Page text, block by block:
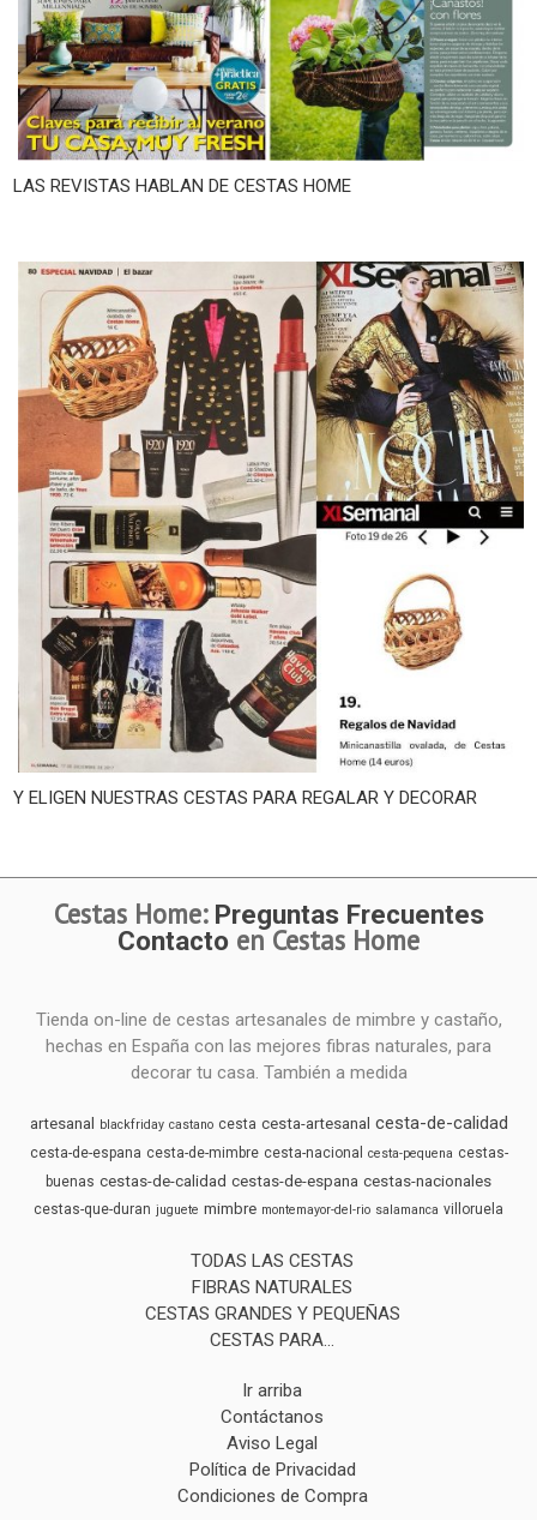
LAS REVISTAS HABLAN DE CESTAS HOME
Y ELIGEN NUESTRAS CESTAS PARA REGALAR Y DECORAR
Cestas Home: Preguntas Frecuentes
Contacto en Cestas Home
Tienda on-line de cestas artesanales de mimbre y castaño,
hechas en España con las mejores fibras naturales, para
decorar tu casa. También a medida
artesanal blackfriday castano cesta cesta-artesanal cesta-de-calidad
cesta-de-espana cesta-de-mimbre cesta-nacional cesta-pequena cestas-
buenas cestas-de-calidad cestas-de-espana cestas-nacionales
cestas-que-duran juguete mimbre montemayor-del-rio salamanca villoruela
TODAS LAS CESTAS
FIBRAS NATURALES
CESTAS GRANDES Y PEQUEÑAS
CESTAS PARA...
Ir arriba
Contáctanos
Aviso Legal
Política de Privacidad
Condiciones de Compra